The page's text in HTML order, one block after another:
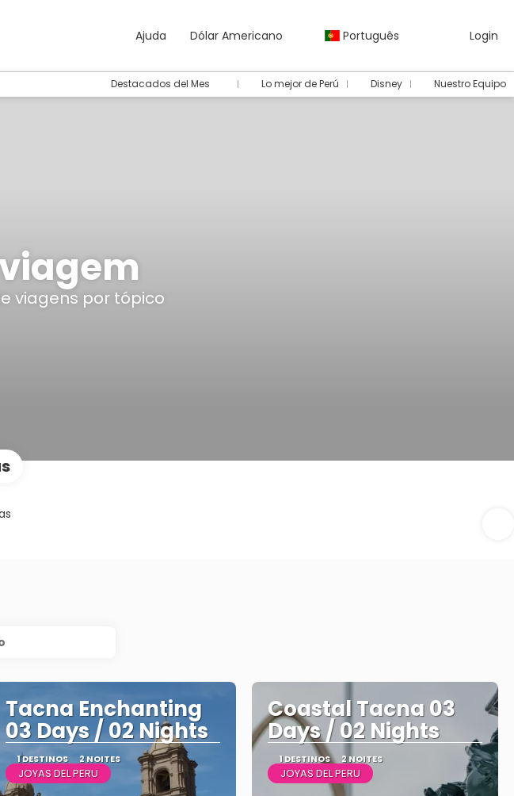
Ajuda Dólar Americano Português Login
Destacados del Mes Lo mejor de Perú Disney Nuestro Equipo
viagens por tópico
Tacna Enchanting
03 Days / 02 Nights
1 DESTINOS 2 NOITES
JOYAS DEL PERU
Coastal Tacna 03
Days / 02 Nights
1 DESTINOS 2 NOITES
JOYAS DEL PERU